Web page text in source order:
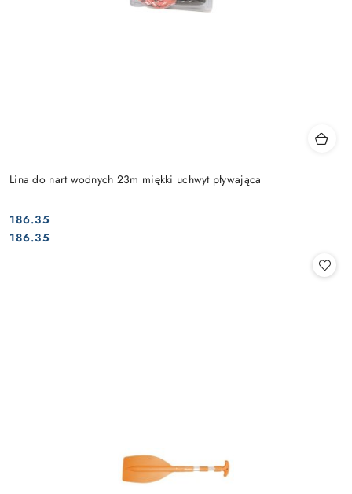
Lina do nart wodnych 23m miękki uchwyt pływająca
Cena:
186.35
Cena:
186.35